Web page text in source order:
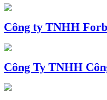
Công ty TNHH
Công Ty TNHH